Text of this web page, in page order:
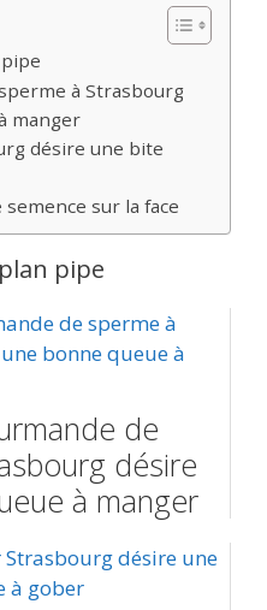
à Strasbourg
manger
désire une bite
sur la face
pipe
de
désire
à manger